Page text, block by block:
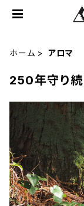
ホーム アロマ
250年守り続